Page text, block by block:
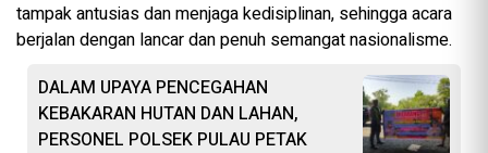
tampak antusias dan menjaga kedisiplinan, sehingga acara
berjalan dengan lancar dan penuh semangat nasionalisme.
DALAM UPAYA PENCEGAHAN
KEBAKARAN HUTAN DAN LAHAN,
PERSONEL POLSEK PULAU PETAK